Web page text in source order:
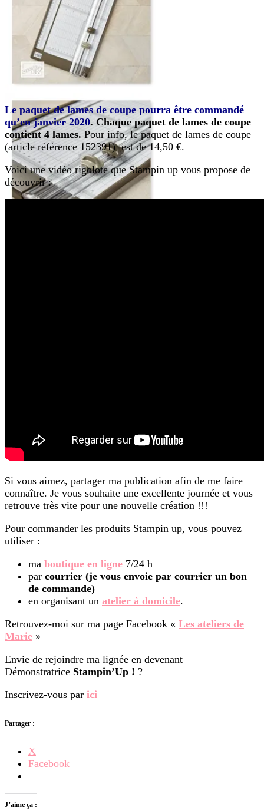
Le paquet de lames de coupe pourra être commandé
qu’en janvier 2020. Chaque paquet de lames de coupe
contient 4 lames. Pour info, le paquet de lames de coupe
(article référence 152391) est de14,50 €.
Voici une vidéo rigolote que Stampin up vous propose de
découvrir :
Si vous aimez, partager ma publication afin de me faire
connaître. Je vous souhaite une excellente journée et vous
retrouve très vite pour une nouvelle création !!!
Pour commander les produits Stampin up, vous pouvez
utiliser :
ma boutique en ligne 7/24 h
par courrier (je vous envoie par courrier un bon
de commande)
en organisant un atelier à domicile.
Retrouvez-moi sur ma page Facebook « Les ateliers de
Marie »
Envie de rejoindre ma lignée en devenant
Démonstratrice Stampin’Up ! ?
Inscrivez-vous par ici
Partager :
X
Facebook
J’aime ça :